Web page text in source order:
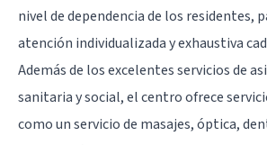
nivel de dependencia de los residentes,
atención individualizada y exhaustiva
Además de los excelentes servicios de
sanitaria y social, el centro ofrece
como un servicio de masajes, óptica,